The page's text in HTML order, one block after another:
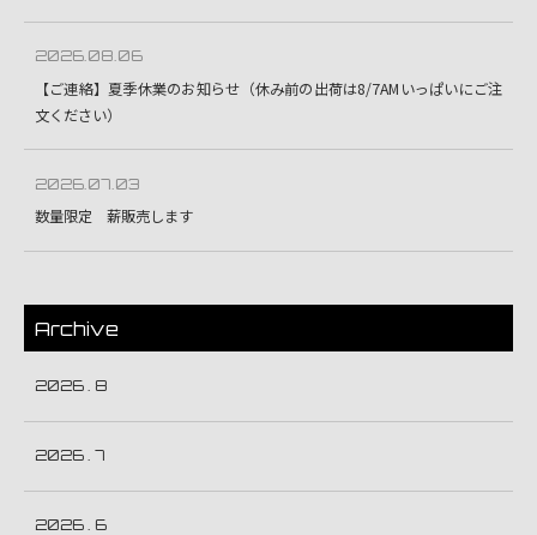
2026.08.06
【ご連絡】夏季休業のお知らせ（休み前の出荷は8/7AMいっぱいにご注
文ください）
2026.07.03
数量限定 薪販売します
Archive
2026 . 8
2026 . 7
2026 . 6